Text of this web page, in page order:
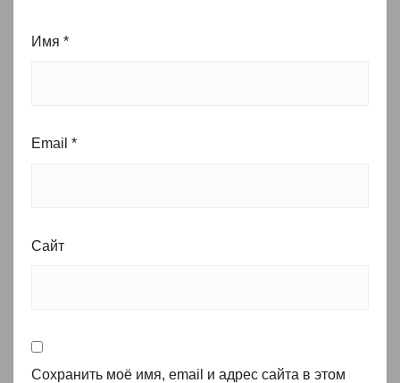
Имя *
Email *
Сайт
Сохранить моё имя, email и адрес сайта в этом